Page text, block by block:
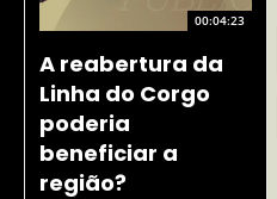
00:04:23
A reabertura da
Linha do Corgo
poderia
beneficiar a
região?